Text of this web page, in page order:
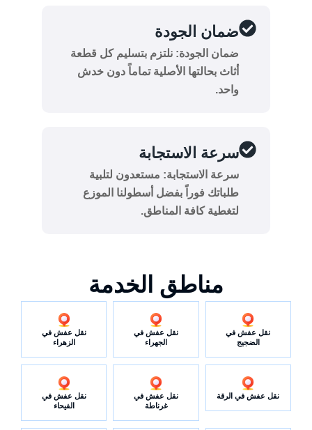
ضمان الجودة
ضمان الجودة: نلتزم بتسليم كل قطعة
أثاث بحالتها الأصلية تماماً دون خدش
واحد.
سرعة الاستجابة
سرعة الاستجابة: مستعدون لتلبية
طلباتك فوراً بفضل أسطولنا الموزع
لتغطية كافة المناطق.
مناطق الخدمة
نقل عفش في
الضجيج
نقل عفش في
الجهراء
نقل عفش في
الزهراء
نقل عفش في الرقة
نقل عفش في
غرناطة
نقل عفش في
الفيحاء